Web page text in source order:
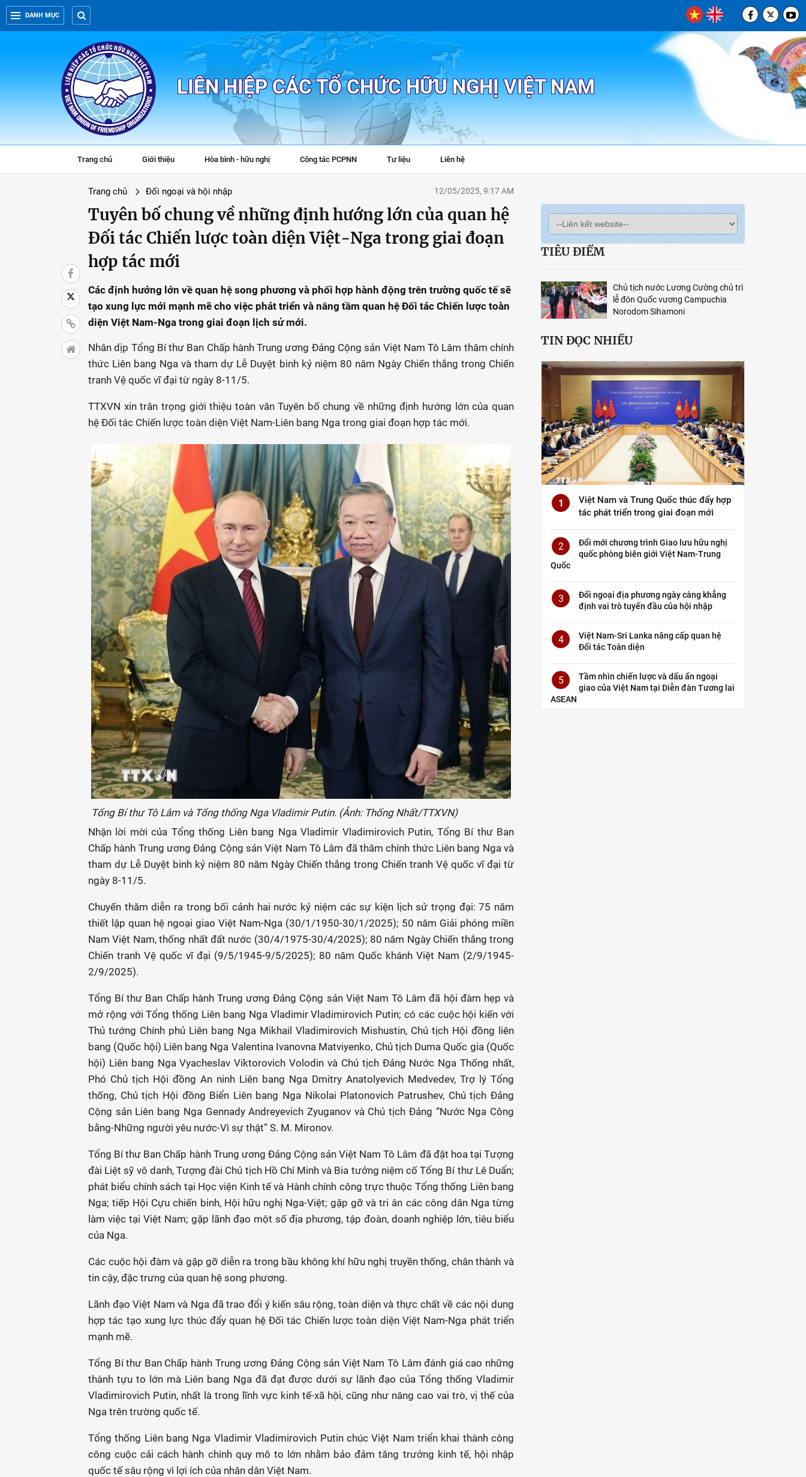
DANH MỤC
LIÊN HIỆP CÁC TỔ CHỨC HỮU NGHỊ VIỆT NAM
Trang chủ Giới thiệu Hòa bình - hữu nghị Công tác PCPNN Tư liệu Liên hệ
Trang chủ Đối ngoại và hội nhập 12/05/2025, 9:17 AM
Tuyên bố chung về những định hướng lớn của quan hệ
Đối tác Chiến lược toàn diện Việt-Nga trong giai đoạn
hợp tác mới
Các định hướng lớn về quan hệ song phương và phối hợp hành động trên trường quốc tế sẽ
tạo xung lực mới mạnh mẽ cho việc phát triển và nâng tầm quan hệ Đối tác Chiến lược toàn
diện Việt Nam-Nga trong giai đoạn lịch sử mới.
Nhân dịp Tổng Bí thư Ban Chấp hành Trung ương Đảng Cộng sản Việt Nam Tô Lâm thăm chính
thức Liên bang Nga và tham dự Lễ Duyệt binh kỷ niệm 80 năm Ngày Chiến thắng trong Chiến
tranh Vệ quốc vĩ đại từ ngày 8-11/5.
TTXVN xin trân trọng giới thiệu toàn văn Tuyên bố chung về những định hướng lớn của quan
hệ Đối tác Chiến lược toàn diện Việt Nam-Liên bang Nga trong giai đoạn hợp tác mới.
Tổng Bí thư Tô Lâm và Tổng thống Nga Vladimir Putin. (Ảnh: Thống Nhất/TTXVN)
Nhận lời mời của Tổng thống Liên bang Nga Vladimir Vladimirovich Putin, Tổng Bí thư Ban
Chấp hành Trung ương Đảng Cộng sản Việt Nam Tô Lâm đã thăm chính thức Liên bang Nga và
tham dự Lễ Duyệt binh kỷ niệm 80 năm Ngày Chiến thắng trong Chiến tranh Vệ quốc vĩ đại từ
ngày 8-11/5.
Chuyến thăm diễn ra trong bối cảnh hai nước kỷ niệm các sự kiện lịch sử trọng đại: 75 năm
thiết lập quan hệ ngoại giao Việt Nam-Nga (30/1/1950-30/1/2025); 50 năm Giải phóng miền
Nam Việt Nam, thống nhất đất nước (30/4/1975-30/4/2025); 80 năm Ngày Chiến thắng trong
Chiến tranh Vệ quốc vĩ đại (9/5/1945-9/5/2025); 80 năm Quốc khánh Việt Nam (2/9/1945-
2/9/2025).
Tổng Bí thư Ban Chấp hành Trung ương Đảng Cộng sản Việt Nam Tô Lâm đã hội đàm hẹp và
mở rộng với Tổng thống Liên bang Nga Vladimir Vladimirovich Putin; có các cuộc hội kiến với
Thủ tướng Chính phủ Liên bang Nga Mikhail Vladimirovich Mishustin, Chủ tịch Hội đồng liên
bang (Quốc hội) Liên bang Nga Valentina Ivanovna Matviyenko, Chủ tịch Duma Quốc gia (Quốc
hội) Liên bang Nga Vyacheslav Viktorovich Volodin và Chủ tịch Đảng Nước Nga Thống nhất,
Phó Chủ tịch Hội đồng An ninh Liên bang Nga Dmitry Anatolyevich Medvedev, Trợ lý Tổng
thống, Chủ tịch Hội đồng Biển Liên bang Nga Nikolai Platonovich Patrushev, Chủ tịch Đảng
Cộng sản Liên bang Nga Gennady Andreyevich Zyuganov và Chủ tịch Đảng “Nước Nga Công
bằng-Những người yêu nước-Vì sự thật” S. M. Mironov.
Tổng Bí thư Ban Chấp hành Trung ương Đảng Cộng sản Việt Nam Tô Lâm đã đặt hoa tại Tượng
đài Liệt sỹ vô danh, Tượng đài Chủ tịch Hồ Chí Minh và Bia tưởng niệm cố Tổng Bí thư Lê Duẩn;
phát biểu chính sách tại Học viện Kinh tế và Hành chính công trực thuộc Tổng thống Liên bang
Nga; tiếp Hội Cựu chiến binh, Hội hữu nghị Nga-Việt; gặp gỡ và tri ân các công dân Nga từng
làm việc tại Việt Nam; gặp lãnh đạo một số địa phương, tập đoàn, doanh nghiệp lớn, tiêu biểu
của Nga.
Các cuộc hội đàm và gặp gỡ diễn ra trong bầu không khí hữu nghị truyền thống, chân thành và
tin cậy, đặc trưng của quan hệ song phương.
Lãnh đạo Việt Nam và Nga đã trao đổi ý kiến sâu rộng, toàn diện và thực chất về các nội dung
hợp tác tạo xung lực thúc đẩy quan hệ Đối tác Chiến lược toàn diện Việt Nam-Nga phát triển
mạnh mẽ.
Tổng Bí thư Ban Chấp hành Trung ương Đảng Cộng sản Việt Nam Tô Lâm đánh giá cao những
thành tựu to lớn mà Liên bang Nga đã đạt được dưới sự lãnh đạo của Tổng thống Vladimir
Vladimirovich Putin, nhất là trong lĩnh vực kinh tế-xã hội, cũng như nâng cao vai trò, vị thế của
Nga trên trường quốc tế.
Tổng thống Liên bang Nga Vladimir Vladimirovich Putin chúc Việt Nam triển khai thành công
công cuộc cải cách hành chính quy mô to lớn nhằm bảo đảm tăng trưởng kinh tế, hội nhập
quốc tế sâu rộng vì lợi ích của nhân dân Việt Nam.
TIÊU ĐIỂM
Chủ tịch nước Lương Cường chủ trì
lễ đón Quốc vương Campuchia
Norodom Sihamoni
TIN ĐỌC NHIỀU
1
Việt Nam và Trung Quốc thúc đẩy hợp
tác phát triển trong giai đoạn mới
2
Đổi mới chương trình Giao lưu hữu nghị
quốc phòng biên giới Việt Nam-Trung
Quốc
3
Đối ngoại địa phương ngày càng khẳng
định vai trò tuyến đầu của hội nhập
4
Việt Nam-Sri Lanka nâng cấp quan hệ
Đối tác Toàn diện
5
Tầm nhìn chiến lược và dấu ấn ngoại
giao của Việt Nam tại Diễn đàn Tương lai
ASEAN